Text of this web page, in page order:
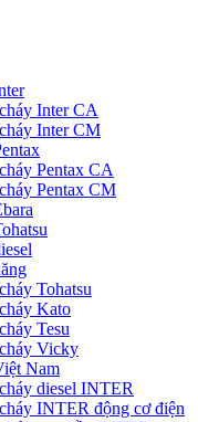
Inter CA
Inter CM
Pentax CA
Pentax CM
Tohatsu
Kato
Tesu
Vicky
Nam
diesel INTER
INTER động cơ điện